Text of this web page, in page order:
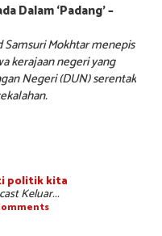
Dalam ‘Padang’ –
Samsuri Mokhtar menepis
kerajaan negeri yang
Negeri (DUN) serentak
politik kita
Keluar...